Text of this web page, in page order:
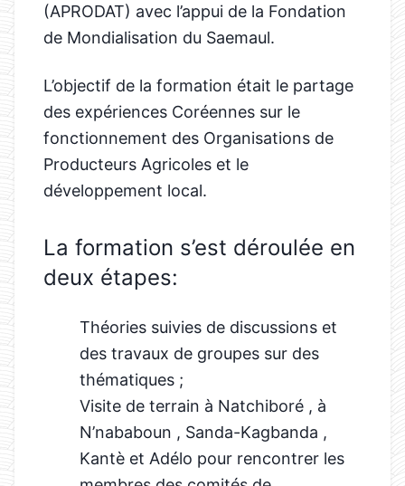
(APRODAT) avec l’appui de la Fondation
de Mondialisation du Saemaul.
L’objectif de la formation était le partage
des expériences Coréennes sur le
fonctionnement des Organisations de
Producteurs Agricoles et le
développement local.
La formation s’est déroulée en
deux étapes:
Théories suivies de discussions et
des travaux de groupes sur des
thématiques ;
Visite de terrain à Natchiboré , à
N’nababoun , Sanda-Kagbanda ,
Kantè et Adélo pour rencontrer les